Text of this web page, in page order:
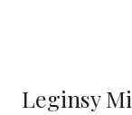
Leginsy